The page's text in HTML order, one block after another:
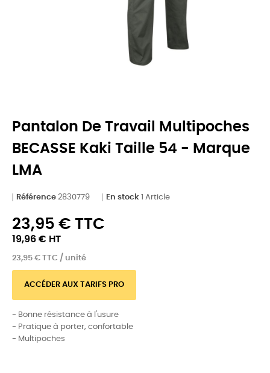
Pantalon De Travail Multipoches
BECASSE Kaki Taille 54 - Marque
LMA
Référence 2830779 En stock 1 Article
23,95 € TTC
19,96 € HT
23,95 € TTC / unité
ACCÉDER AUX TARIFS PRO
- Bonne résistance à l'usure
- Pratique à porter, confortable
- Multipoches